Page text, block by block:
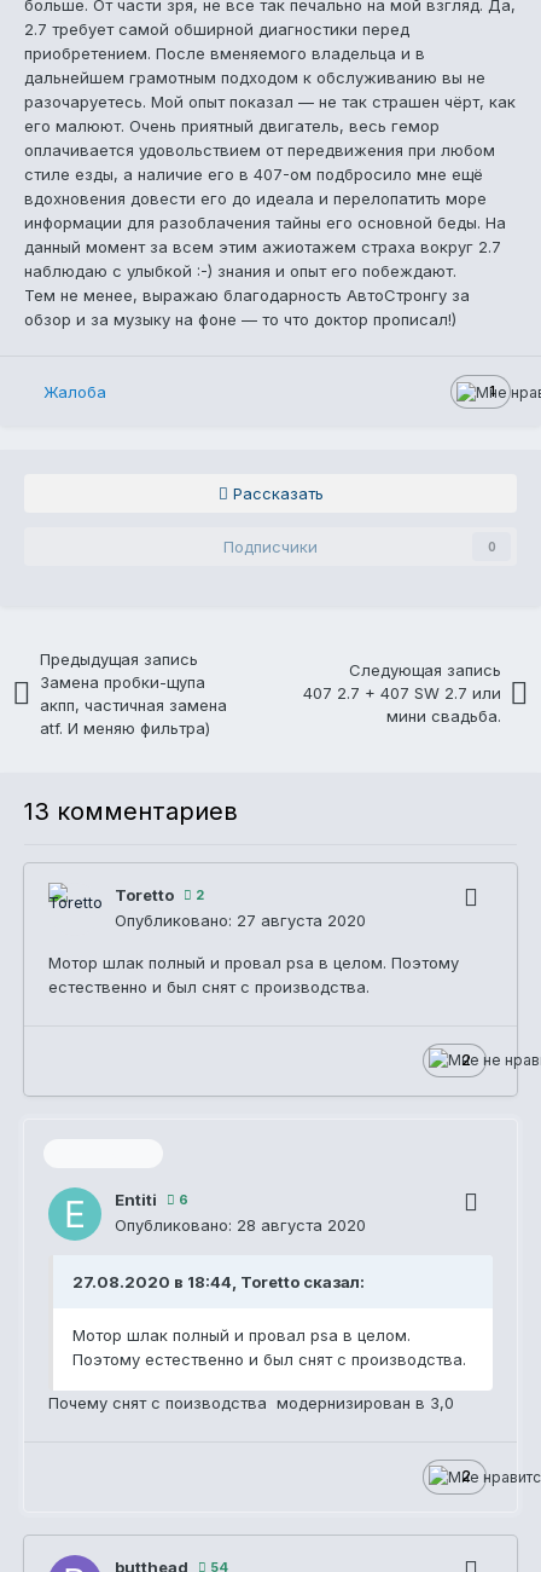
больше. От части зря, не все так печально на мой взгляд. Да,
2.7 требует самой обширной диагностики перед
приобретением. После вменяемого владельца и в
дальнейшем грамотным подходом к обслуживанию вы не
разочаруетесь. Мой опыт показал — не так страшен чёрт, как
его малюют. Очень приятный двигатель, весь гемор
оплачивается удовольствием от передвижения при любом
стиле езды, а наличие его в 407-ом подбросило мне ещё
вдохновения довести его до идеала и перелопатить море
информации для разоблачения тайны его основной беды. На
данный момент за всем этим ажиотажем страха вокруг 2.7
наблюдаю с улыбкой :-) знания и опыт его побеждают.
Тем не менее, выражаю благодарность АвтоСтронгу за
обзор и за музыку на фоне — то что доктор прописал!)
1
Жалоба
Рассказать
Подписчики 0
Предыдущая запись
Замена пробки-щупа
акпп, частичная замена
atf. И меняю фильтра)
Следующая запись
407 2.7 + 407 SW 2.7 или
мини свадьба.
13 комментариев
Toretto 2
Опубликовано: 27 августа 2020
Мотор шлак полный и провал psa в целом. Поэтому
естественно и был снят с производства.
2
Entiti 6
Опубликовано: 28 августа 2020
27.08.2020 в 18:44, Toretto сказал:
Мотор шлак полный и провал psa в целом.
Поэтому естественно и был снят с производства.
Почему снят с поизводства модернизирован в 3,0
2
butthead 54